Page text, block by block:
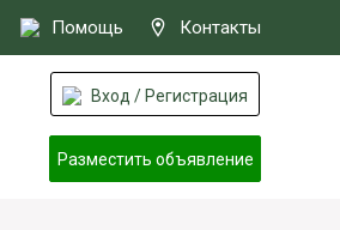
Помощь Контакты
Вход / Регистрация
Разместить объявление